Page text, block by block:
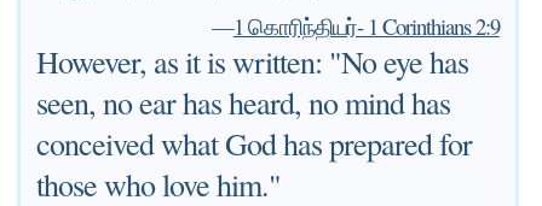
—1 கொரிந்தியர்- 1 Corinthians 2:9
However, as it is written: "No eye has
seen, no ear has heard, no mind has
conceived what God has prepared for
those who love him."